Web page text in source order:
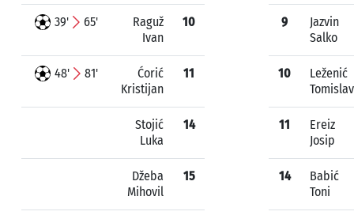
39' 65'
Raguž
Ivan
10
48' 81'
Ćorić
Kristijan
11
Stojić
Luka
14
Džeba
Mihovil
15
9
Jazvin
Salko
10
Leženić
Tomislav
11
Ereiz
Josip
14
Babić
Toni